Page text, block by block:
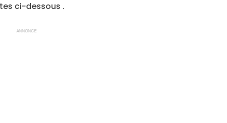
ci-dessous .
ANNONCE